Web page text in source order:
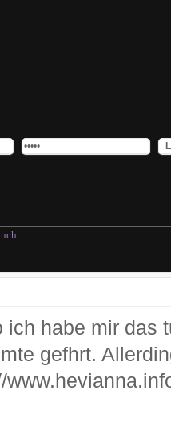
ich habe mir das
gefhrt.